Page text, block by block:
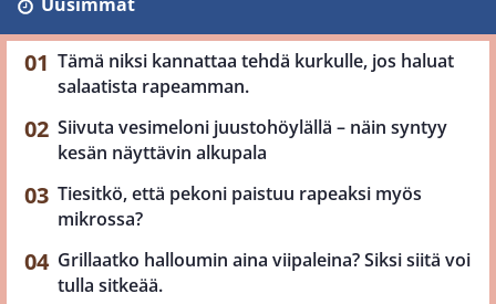
Tämä niksi kannattaa tehdä kurkulle, jos haluat
salaatista rapeamman.
Siivuta vesimeloni juustohöylällä – näin syntyy
kesän näyttävin alkupala
Tiesitkö, että pekoni paistuu rapeaksi myös
mikrossa?
Grillaatko halloumin aina viipaleina? Siksi siitä voi
tulla sitkeää.